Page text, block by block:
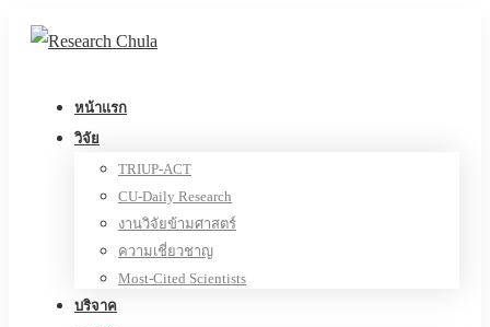
หน้าแรก
วิจัย
TRIUP-ACT
CU-Daily Research
งานวิจัยข้ามศาสตร์
ความเชี่ยวชาญ
Most-Cited Scientists
บริจาค